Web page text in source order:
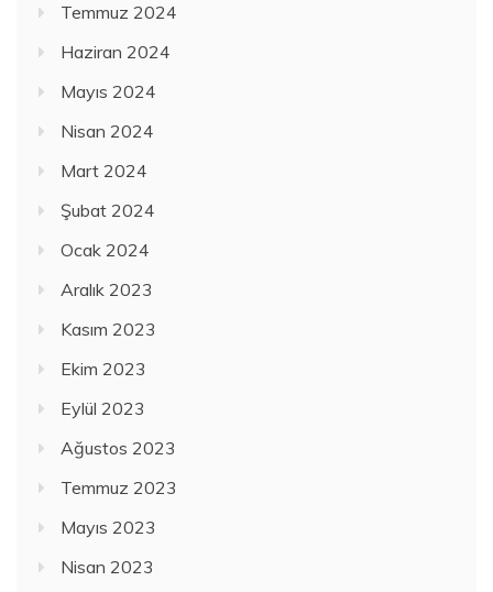
Temmuz 2024
Haziran 2024
Mayıs 2024
Nisan 2024
Mart 2024
Şubat 2024
Ocak 2024
Aralık 2023
Kasım 2023
Ekim 2023
Eylül 2023
Ağustos 2023
Temmuz 2023
Mayıs 2023
Nisan 2023